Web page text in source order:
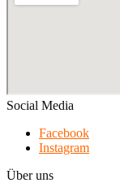
Social Media
Facebook
Instagram
Über uns